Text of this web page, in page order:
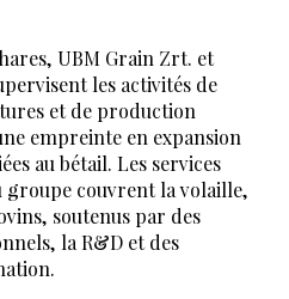
UBM Grain Zrt. et
les activités de
et de production
empreinte en expansion
au bétail. Les services
couvrent la volaille,
soutenus par des
la R&D et des